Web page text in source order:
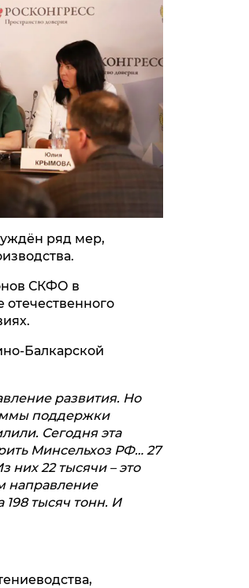
ряд мер,
СКФО в
Балкарской
развития. Но
поддержки
Сегодня эта
Минсельхоз РФ… 27
них 22 тысячи – это
направление
тысяч тонн. И